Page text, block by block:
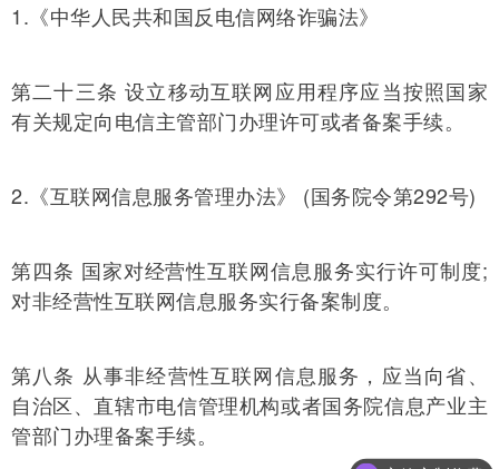
1.《中华人民共和国反电信网络诈骗法》
第二十三条 设立移动互联网应用程序应当按照国家
有关规定向电信主管部门办理许可或者备案手续。
2.《互联网信息服务管理办法》 (国务院令第292号)
第四条 国家对经营性互联网信息服务实行许可制度;
对非经营性互联网信息服务实行备案制度。
第八条 从事非经营性互联网信息服务，应当向省、
自治区、直辖市电信管理机构或者国务院信息产业主
管部门办理备案手续。